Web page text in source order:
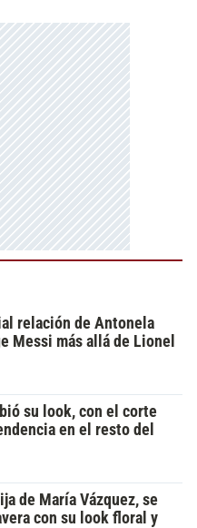
relación de Antonela
Messi más allá de Lionel
su look, con el corte
en el resto del
de María Vázquez, se
con su look floral y